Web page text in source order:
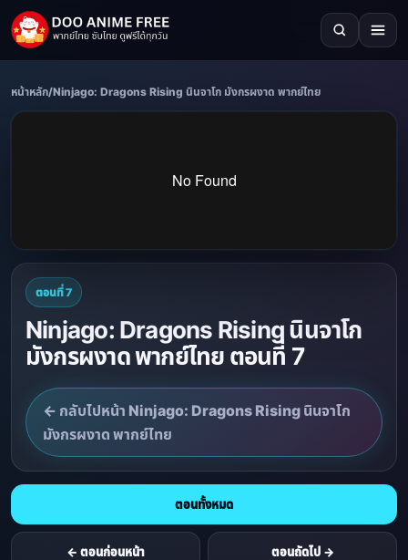
หน้าหลัก/Ninjago: Dragons Rising นินจาโก มังกรผงาด พากย์ไทย
ตอนที่ 7
Ninjago: Dragons Rising นินจาโก
มังกรผงาด พากย์ไทย ตอนที่ 7
← กลับไปหน้า Ninjago: Dragons Rising นินจาโก
มังกรผงาด พากย์ไทย
← ตอนก่อนหน้า
ตอนทั้งหมด
ตอนถัดไป →